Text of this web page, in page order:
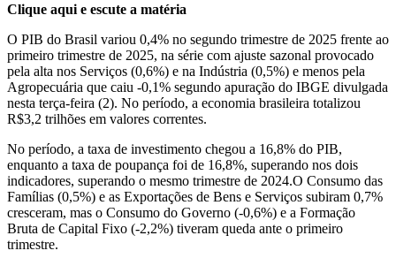
Clique aqui e escute a matéria
O PIB do Brasil variou 0,4% no segundo trimestre de 2025 frente ao
primeiro trimestre de 2025, na série com ajuste sazonal provocado
pela alta nos Serviços (0,6%) e na Indústria (0,5%) e menos pela
Agropecuária que caiu -0,1% segundo apuração do IBGE divulgada
nesta terça-feira (2). No período, a economia brasileira totalizou
R$3,2 trilhões em valores correntes.
No período, a taxa de investimento chegou a 16,8% do PIB,
enquanto a taxa de poupança foi de 16,8%, superando nos dois
indicadores, superando o mesmo trimestre de 2024.O Consumo das
Famílias (0,5%) e as Exportações de Bens e Serviços subiram 0,7%
cresceram, mas o Consumo do Governo (-0,6%) e a Formação
Bruta de Capital Fixo (-2,2%) tiveram queda ante o primeiro
trimestre.